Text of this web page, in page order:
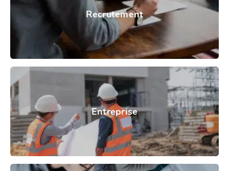
Recrutement
Entreprise